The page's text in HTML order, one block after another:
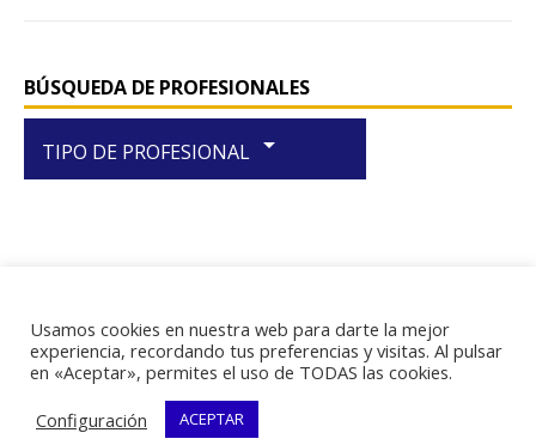
BÚSQUEDA DE PROFESIONALES
TIPO DE PROFESIONAL arrow_drop_down
RIF J-29438867-1
Usamos cookies en nuestra web para darte la mejor
experiencia, recordando tus preferencias y visitas. Al pulsar
en «Aceptar», permites el uso de TODAS las cookies.
Configuración
ACEPTAR